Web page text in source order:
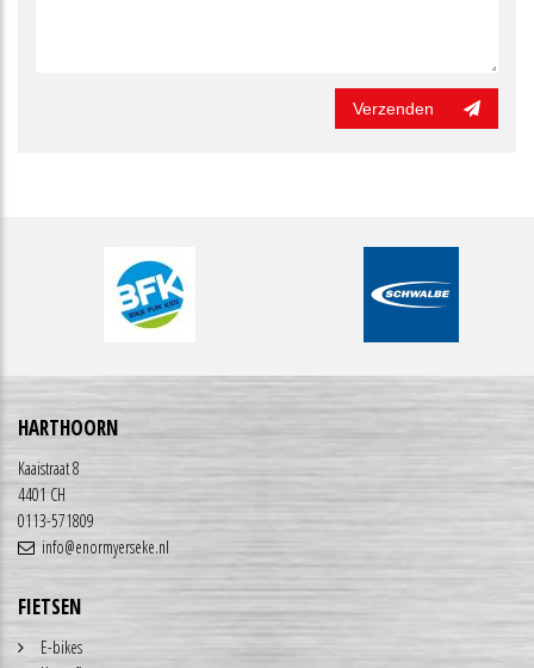
Verzenden
HARTHOORN
Kaaistraat 8
4401 CH
0113-571809
info@enormyerseke.nl
FIETSEN
E-bikes